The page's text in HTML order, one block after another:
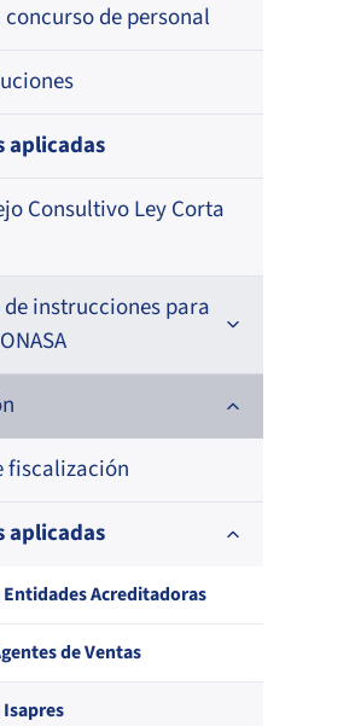
de personal
aplicadas
Consultivo Ley Corta
instrucciones para
Archivos Maestros
Instrumentos
Procedimientos
fiscalización
aplicadas
Entidades Acreditadoras
de Ventas